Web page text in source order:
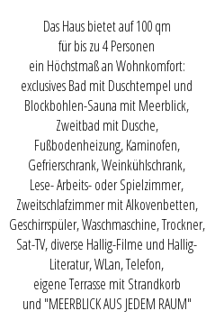
Das Haus bietet auf 100 qm
für bis zu 4 Personen
ein Höchstmaß an Wohnkomfort:
exclusives Bad mit Duschtempel und
Blockbohlen-Sauna mit Meerblick,
Zweitbad mit Dusche,
Fußbodenheizung, Kaminofen,
Gefrierschrank, Weinkühlschrank,
Lese- Arbeits- oder Spielzimmer,
Zweitschlafzimmer mit Alkovenbetten,
Geschirrspüler, Waschmaschine, Trockner,
Sat-TV, diverse Hallig-Filme und Hallig-
Literatur, WLan, Telefon,
eigene Terrasse mit Strandkorb
und "MEERBLICK AUS JEDEM RAUM"